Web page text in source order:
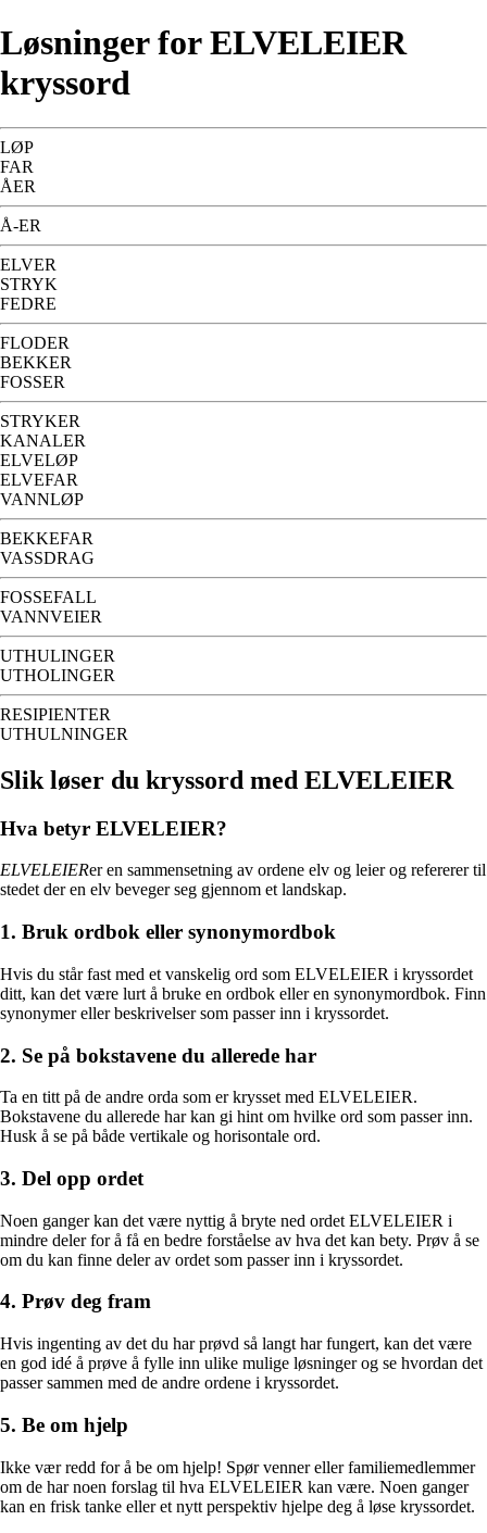
Løsninger for ELVELEIER
kryssord
LØP
FAR
ÅER
Å-ER
ELVER
STRYK
FEDRE
FLODER
BEKKER
FOSSER
STRYKER
KANALER
ELVELØP
ELVEFAR
VANNLØP
BEKKEFAR
VASSDRAG
FOSSEFALL
VANNVEIER
UTHULINGER
UTHOLINGER
RESIPIENTER
UTHULNINGER
Slik løser du kryssord med ELVELEIER
Hva betyr ELVELEIER?
ELVELEIERer en sammensetning av ordene elv og leier og refererer til
stedet der en elv beveger seg gjennom et landskap.
1. Bruk ordbok eller synonymordbok
Hvis du står fast med et vanskelig ord som ELVELEIER i kryssordet
ditt, kan det være lurt å bruke en ordbok eller en synonymordbok. Finn
synonymer eller beskrivelser som passer inn i kryssordet.
2. Se på bokstavene du allerede har
Ta en titt på de andre orda som er krysset med ELVELEIER.
Bokstavene du allerede har kan gi hint om hvilke ord som passer inn.
Husk å se på både vertikale og horisontale ord.
3. Del opp ordet
Noen ganger kan det være nyttig å bryte ned ordet ELVELEIER i
mindre deler for å få en bedre forståelse av hva det kan bety. Prøv å se
om du kan finne deler av ordet som passer inn i kryssordet.
4. Prøv deg fram
Hvis ingenting av det du har prøvd så langt har fungert, kan det være
en god idé å prøve å fylle inn ulike mulige løsninger og se hvordan det
passer sammen med de andre ordene i kryssordet.
5. Be om hjelp
Ikke vær redd for å be om hjelp! Spør venner eller familiemedlemmer
om de har noen forslag til hva ELVELEIER kan være. Noen ganger
kan en frisk tanke eller et nytt perspektiv hjelpe deg å løse kryssordet.